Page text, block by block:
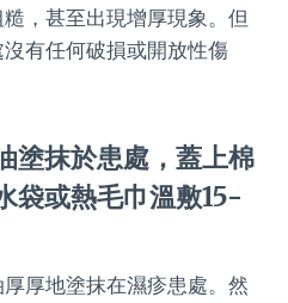
，甚至出現增厚現象。但
有任何破損或開放性傷
塗抹於患處，蓋上棉
袋或熱毛巾溫敷15-
厚地塗抹在濕疹患處。然